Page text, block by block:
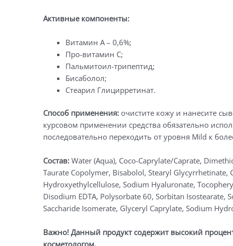
Активные компоненты:
Витамин A – 0,6%;
Про-витамин C;
Пальмитоил-трипептид;
Бисаболол;
Стеарил Глицирретинат.
Способ применения: очистите кожу и нанесите
курсовом применении средства обязательно
последовательно переходить от уровня Mild к
Состав: Water (Aqua), Coco-Caprylate/Caprate,
Taurate Copolymer, Bisabolol, Stearyl Glycyrrhetinate,
Hydroxyethylcellulose, Sodium Hyaluronate,
Disodium EDTA, Polysorbate 60, Sorbitan
Saccharide Isomerate, Glyceryl Caprylate, Sodium
Важно! Данный продукт содержит высокий